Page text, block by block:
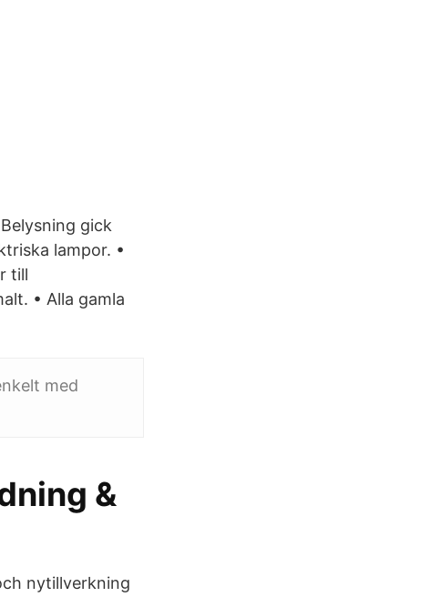
gick
lampor. •
till
• Alla gamla
med
&
nytillverkning